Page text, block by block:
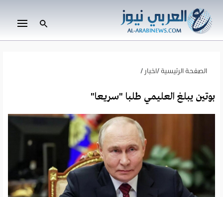
الصفحة الرئيسية /اخبار /
بوتين يبلغ العليمي طلبا "سريعا"